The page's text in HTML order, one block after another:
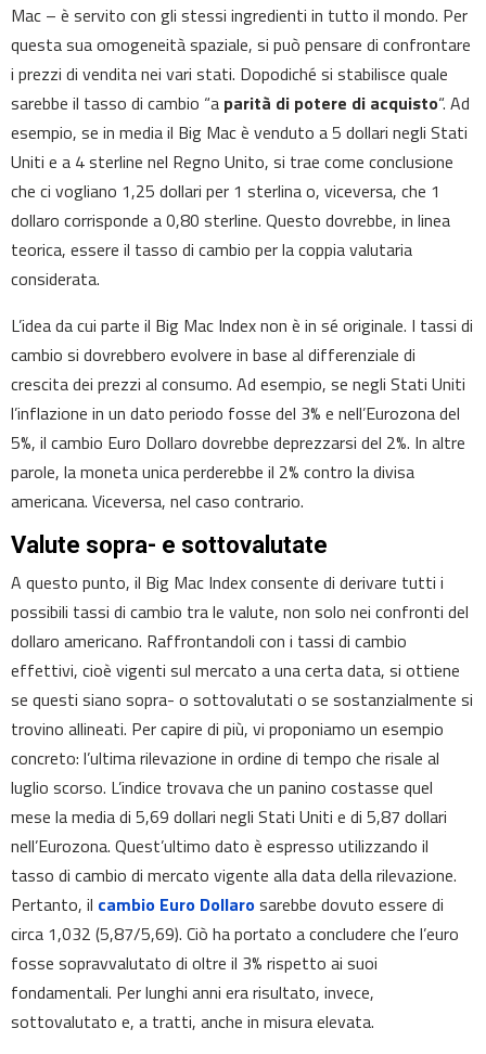
Mac – è servito con gli stessi ingredienti in tutto il mondo. Per
questa sua omogeneità spaziale, si può pensare di confrontare
i prezzi di vendita nei vari stati. Dopodiché si stabilisce quale
sarebbe il tasso di cambio “a parità di potere di acquisto“. Ad
esempio, se in media il Big Mac è venduto a 5 dollari negli Stati
Uniti e a 4 sterline nel Regno Unito, si trae come conclusione
che ci vogliano 1,25 dollari per 1 sterlina o, viceversa, che 1
dollaro corrisponde a 0,80 sterline. Questo dovrebbe, in linea
teorica, essere il tasso di cambio per la coppia valutaria
considerata.
L’idea da cui parte il Big Mac Index non è in sé originale. I tassi di
cambio si dovrebbero evolvere in base al differenziale di
crescita dei prezzi al consumo. Ad esempio, se negli Stati Uniti
l’inflazione in un dato periodo fosse del 3% e nell’Eurozona del
5%, il cambio Euro Dollaro dovrebbe deprezzarsi del 2%. In altre
parole, la moneta unica perderebbe il 2% contro la divisa
americana. Viceversa, nel caso contrario.
Valute sopra- e sottovalutate
A questo punto, il Big Mac Index consente di derivare tutti i
possibili tassi di cambio tra le valute, non solo nei confronti del
dollaro americano. Raffrontandoli con i tassi di cambio
effettivi, cioè vigenti sul mercato a una certa data, si ottiene
se questi siano sopra- o sottovalutati o se sostanzialmente si
trovino allineati. Per capire di più, vi proponiamo un esempio
concreto: l’ultima rilevazione in ordine di tempo che risale al
luglio scorso. L’indice trovava che un panino costasse quel
mese la media di 5,69 dollari negli Stati Uniti e di 5,87 dollari
nell’Eurozona. Quest’ultimo dato è espresso utilizzando il
tasso di cambio di mercato vigente alla data della rilevazione.
Pertanto, il cambio Euro Dollarosarebbe dovuto essere di
circa 1,032 (5,87/5,69). Ciò ha portato a concludere che l’euro
fosse sopravvalutato di oltre il 3% rispetto ai suoi
fondamentali. Per lunghi anni era risultato, invece,
sottovalutato e, a tratti, anche in misura elevata.